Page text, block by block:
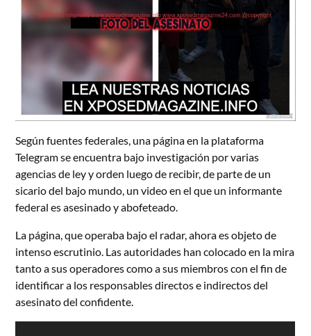
Según fuentes federales, una página en la plataforma
Telegram se encuentra bajo investigación por varias
agencias de ley y orden luego de recibir, de parte de un
sicario del bajo mundo, un video en el que un informante
federal es asesinado y abofeteado.
La página, que operaba bajo el radar, ahora es objeto de
intenso escrutinio. Las autoridades han colocado en la mira
tanto a sus operadores como a sus miembros con el fin de
identificar a los responsables directos e indirectos del
asesinato del confidente.